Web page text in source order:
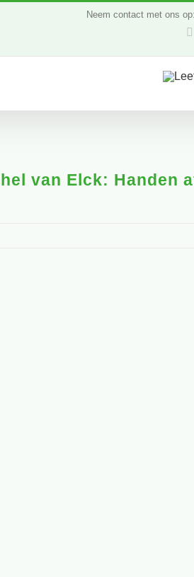
Neem contact met ons
van Elck: Handen